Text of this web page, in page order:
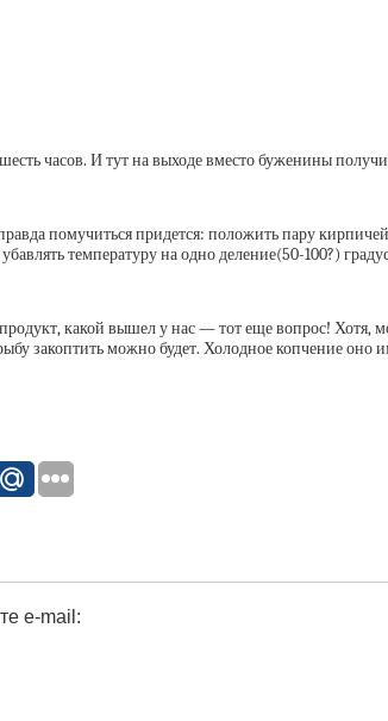
часов. И тут на выходе вместо буженины
помучиться придется: положить пару
температуру на одно деление(50-100?)
какой вышел у нас — тот еще вопрос! Хотя,
закоптить можно будет. Холодное копчение
e-mail: